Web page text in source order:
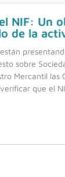
NIF: Un
de la
sobre
Mercantil las
que el